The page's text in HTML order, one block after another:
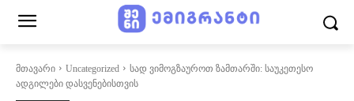
მთავარი Uncategorized
სად ვიმოგზაუროთ ზამთარში: საუკეთესო
ადგილები დასვენებისთვის